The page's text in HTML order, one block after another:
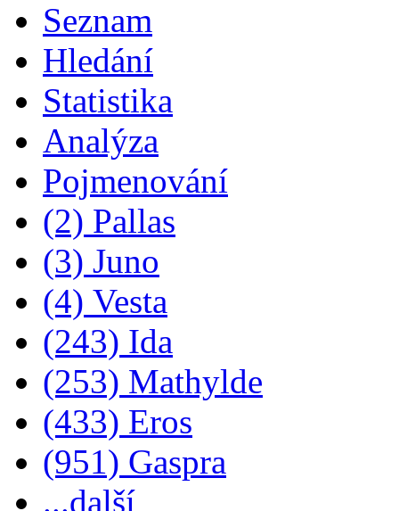
Seznam
Hledání
Statistika
Analýza
Pojmenování
(2) Pallas
(3) Juno
(4) Vesta
(243) Ida
(253) Mathylde
(433) Eros
(951) Gaspra
...další